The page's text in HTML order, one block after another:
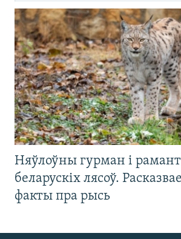
Няўлоўны гурман і
беларускіх лясоў.
факты пра рысь